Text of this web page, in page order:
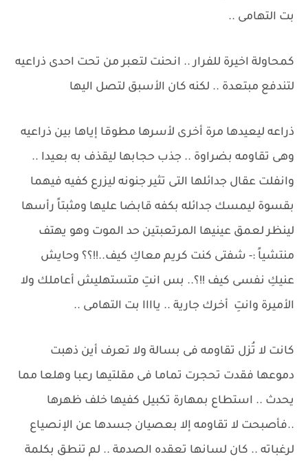
بت التهامى ..
كمحاولة اخيرة للفرار .. انحنت لتعبر من تحت احدى ذراعيه
لتندفع مبتعدة .. لكنه كان الأسبق لتصل اليها
ذراعه ليعيدها مرة أخرى لأسرها مطوقا إياها بين ذراعيه
وهى تقاومه بضراوة .. جذب حجابها ليقذف به بعيدا ..
وانفلت عقال جدائلها التى تثير جنونه ليزرع كفيه فيهما
بقسوة ليمسك جدائله بكفه قابضا عليها ومثبتاً رأسها
لينظر لعمق عينيها المرتعبتين حد الموت وهو يهتف
منتشياً :- شفتى كنت كريم معاكِ كيف..!!؟؟ وحايش
عنيكِ نفسى كيف !!؟.. بس انتِ متستهليش أعاملك ولا
الأميرة وانتِ أخرك جارية .. ياااا بت التهامى ..
كانت لا تُزل تقاومه فى بسالة ولا تعرف أين ذهبت
دموعها فقدت تحجرت تماما فى مقلتيها رعبا وهلعا مما
يحدث .. استطاع بمهارة تكبيل كفيها خلف ظهرها
..فأصبحت لا تقاومه إلا بعصيان جسدها عن الإنصياع
لرغباته .. كان لسانها تعقده الصدمة .. لم تنطق بكلمة